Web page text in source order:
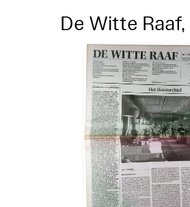
De Witte Raaf,